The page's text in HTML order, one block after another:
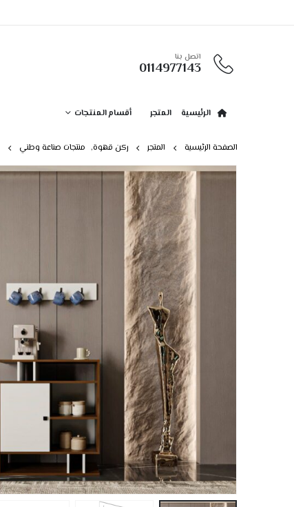
اتصل بنا
0114977143
الرئيسية المتجر أقسام المنتجات
الصفحة الرئيسية المتجر ركن قهوة, منتجات صناعة وطني